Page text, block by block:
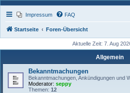
Impressum FAQ
Startseite Foren-Übersicht
Aktuelle Zeit: 7. Aug
Allgemein
Bekanntmachungen
Bekanntmachungen, Ankündigungen und
Moderator: seppy
Themen: 12